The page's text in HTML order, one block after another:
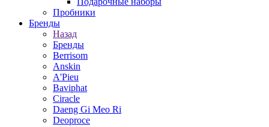
Пробники
Бренды
Назад
Бренды
Berrisom
Anskin
A'Pieu
Baviphat
Ciracle
Daeng Gi Meo Ri
Deoproce